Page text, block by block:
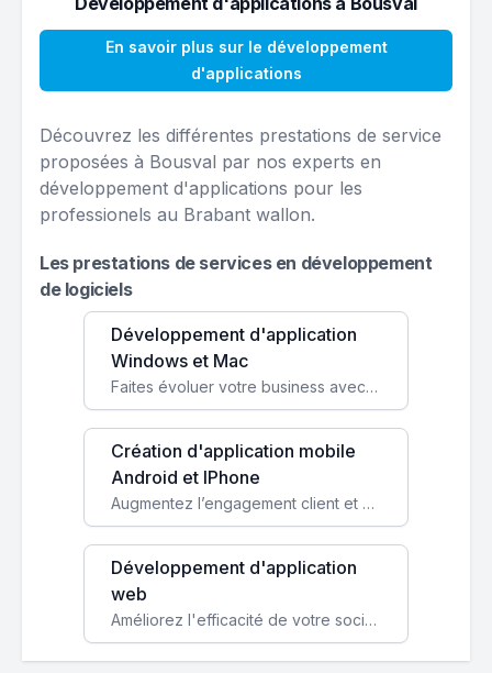
En savoir plus sur le développement
d'applications
Découvrez les différentes prestations de service
proposées à Bousval par nos experts en
développement d'applications pour les
professionels au Brabant wallon.
Les prestations de services en développement
de logiciels
Développement d'application
Windows et Mac
Faites évoluer votre business avec des solutions logicielles personnalisées, parfaitement adaptées à vos besoins spécifiques.
Création d'application mobile
Android et IPhone
Augmentez l’engagement client et simplifiez vos processus avec une application mobile sur mesure, disponible sur iOS et Android.
Développement d'application
web
Améliorez l'efficacité de votre société avec une application web personnalisée accessible partout et tout le temps.